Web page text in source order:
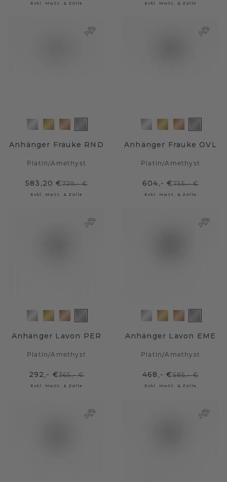
Exkl. MwSt. & Zölle Exkl. MwSt. & Zölle
Anhänger Frauke RND
Platin/Amethyst
583,20 €729,- €
Exkl. MwSt. & Zölle
Anhänger Frauke OVL
Platin/Amethyst
604,- €755,- €
Exkl. MwSt. & Zölle
Anhänger Lavon PER
Platin/Amethyst
292,- €365,- €
Exkl. MwSt. & Zölle
Anhänger Lavon EME
Platin/Amethyst
468,- €585,- €
Exkl. MwSt. & Zölle